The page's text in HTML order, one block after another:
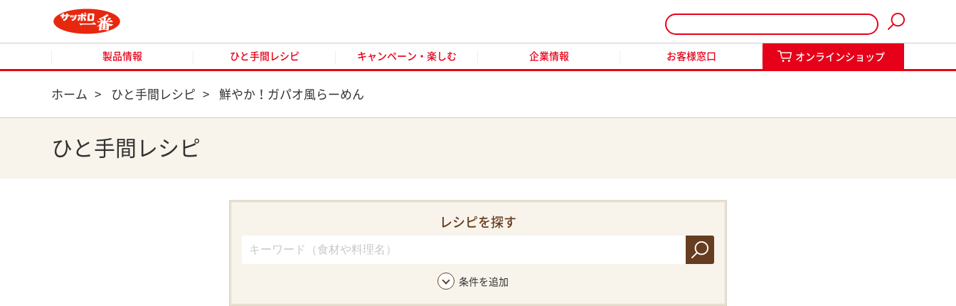
製品情報 ひと手間レシピ キャンペーン・楽しむ 企業情報 お客様窓口 オンラインショップ
オンラインショップ
ホーム > ひと手間レシピ > 鮮やか！ガパオ風らーめん
ひと手間レシピ
レシピを探す
条件を追加